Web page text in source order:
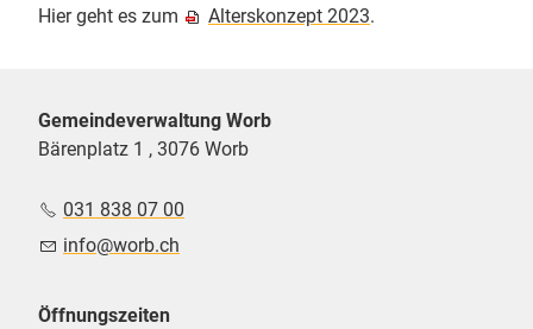
Hier geht es zum Alterskonzept 2023.
Gemeindeverwaltung Worb
Bärenplatz 1 , 3076 Worb
031 838 07 00
nf
w rb ch
Öffnungszeiten